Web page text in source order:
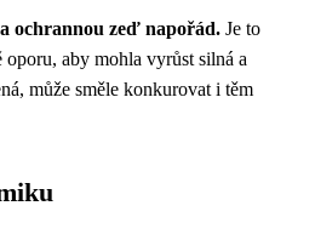
ochrannou zeď napořád. Je to
aby mohla vyrůst silná a
může směle konkurovat i těm